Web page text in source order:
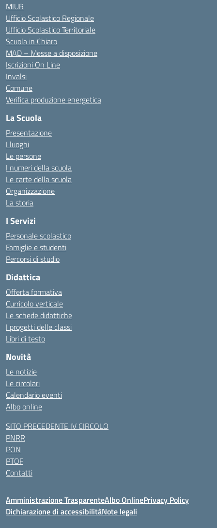
MIUR
Ufficio Scolastico Regionale
Ufficio Scolastico Territoriale
Scuola in Chiaro
MAD – Messe a disposizione
Iscrizioni On Line
Invalsi
Comune
Verifica produzione energetica
La Scuola
Presentazione
I luoghi
Le persone
I numeri della scuola
Le carte della scuola
Organizzazione
La storia
I Servizi
Personale scolastico
Famiglie e studenti
Percorsi di studio
Didattica
Offerta formativa
Curricolo verticale
Le schede didattiche
I progetti delle classi
Libri di testo
Novità
Le notizie
Le circolari
Calendario eventi
Albo online
SITO PRECEDENTE IV CIRCOLO
PNRR
PON
PTOF
Contatti
Amministrazione TrasparenteAlbo OnlinePrivacy Policy
Dichiarazione di accessibilitàNote legali